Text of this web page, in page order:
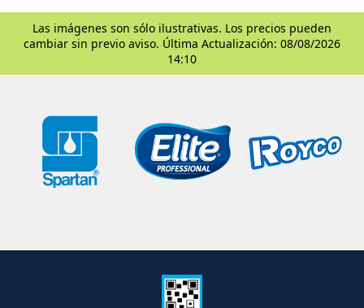
Las imágenes son sólo ilustrativas. Los precios pueden
cambiar sin previo aviso. Última Actualización: 08/08/2026
14:10